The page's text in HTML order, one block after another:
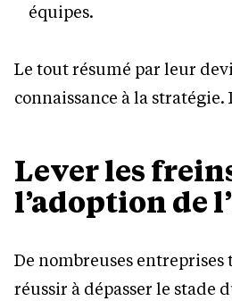
équipes.
Le tout résumé par leur
connaissance à la stratégie.
Lever les
l’adoption de
De nombreuses entreprises
réussir à dépasser le stade